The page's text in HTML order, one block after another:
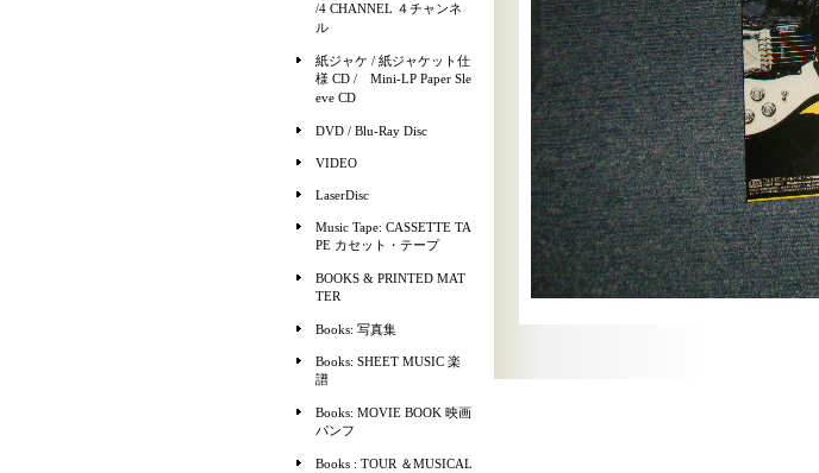
/4 CHANNEL ４チャンネ
ル
紙ジャケ / 紙ジャケット仕
様 CD / Mini-LP Paper Sle
eve CD
DVD / Blu-Ray Disc
VIDEO
LaserDisc
Music Tape: CASSETTE TA
PE カセット・テープ
BOOKS & PRINTED MAT
TER
Books: 写真集
Books: SHEET MUSIC 楽
譜
Books: MOVIE BOOK 映画
パンフ
Books : TOUR ＆MUSICAL